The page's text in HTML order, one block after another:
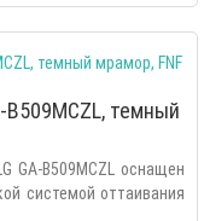
B509MCZL, темный
GA-B509MCZL оснащен
системой оттаивания